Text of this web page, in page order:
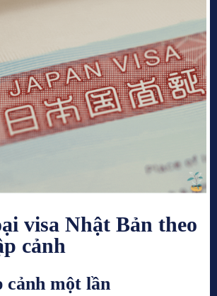
visa Nhật Bản theo
cảnh
cảnh một lần